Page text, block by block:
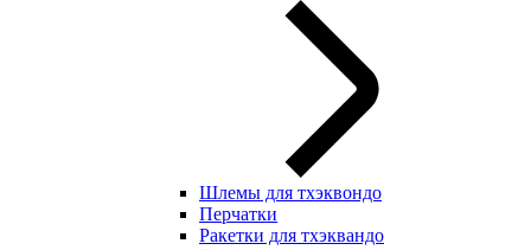
Шлемы для тхэквондо
Перчатки
Ракетки для тхэквандо